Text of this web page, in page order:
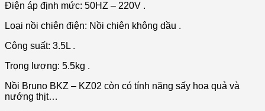
Điện áp định mức: 50HZ – 220V .
Loại nồi chiên điện: Nồi chiên không dầu .
Công suất: 3.5L .
Trọng lượng: 5.5kg .
Nồi Bruno BKZ – KZ02 còn có tính năng sấy hoa quả và
nướng thịt…